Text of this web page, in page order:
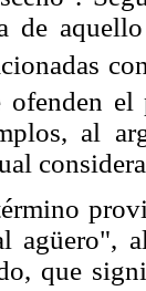
de
ofenden el
al
agüero",
que